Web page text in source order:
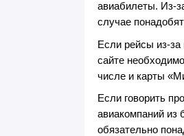
авиабилеты. Из-
случае
Если рейсы из-
сайте
числе и карты
Если говорить
авиакомпаний из
обязательно